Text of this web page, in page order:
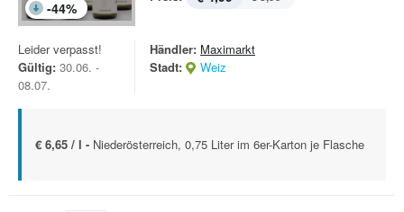
-44%
Leider verpasst!
Gültig: 30.06. -
08.07.
Händler: Maximarkt
Stadt:
Weiz
€ 6,65 / l - Niederösterreich, 0,75 Liter im 6er-Karton je Flasche